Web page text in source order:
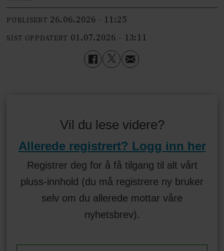
PUBLISERT 26.06.2026 - 11:25
SIST OPPDATERT 01.07.2026 - 13:11
Vil du lese videre?
Allerede registrert? Logg inn her
Registrer deg for å få tilgang til alt vårt
pluss-innhold (du må registrere ny bruker
selv om du allerede mottar våre
nyhetsbrev).